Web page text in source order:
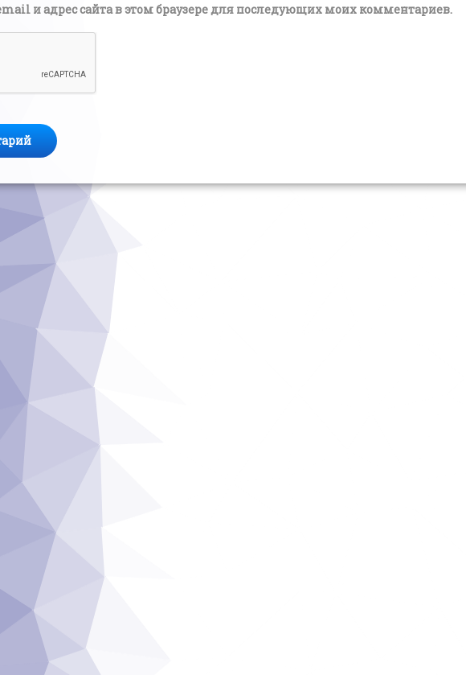
и адрес сайта в этом браузере для последующих моих комментариев.